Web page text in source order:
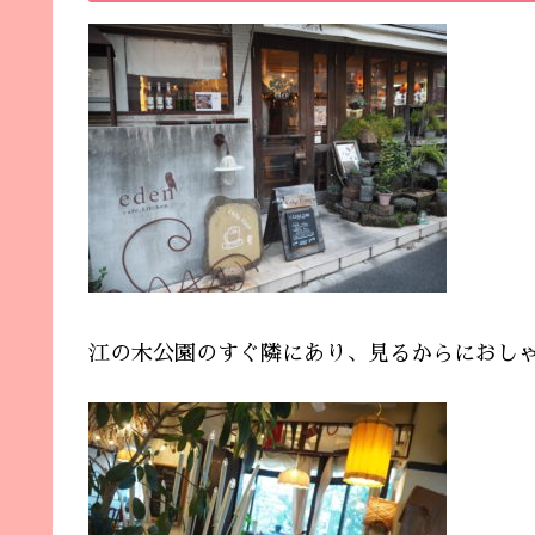
江の木公園のすぐ隣にあり、見るからにおし